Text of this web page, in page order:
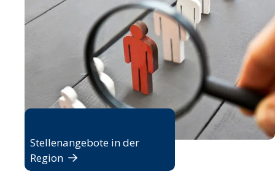
Stellenangebote in der
Region